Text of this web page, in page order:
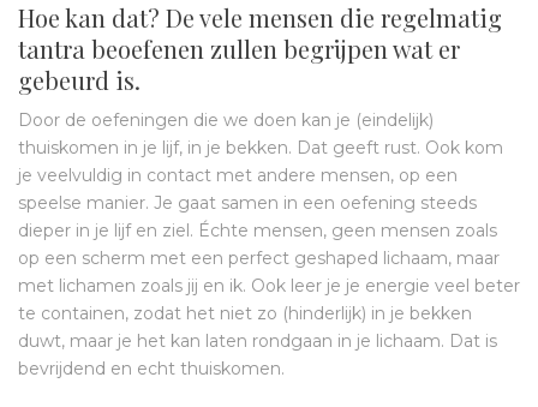
Hoe kan dat? De vele mensen die regelmatig
tantra beoefenen zullen begrijpen wat er
gebeurd is.
Door de oefeningen die we doen kan je (eindelijk)
thuiskomen in je lijf, in je bekken. Dat geeft rust. Ook kom
je veelvuldig in contact met andere mensen, op een
speelse manier. Je gaat samen in een oefening steeds
dieper in je lijf en ziel. Échte mensen, geen mensen zoals
op een scherm met een perfect geshaped lichaam, maar
met lichamen zoals jij en ik. Ook leer je je energie veel beter
te containen, zodat het niet zo (hinderlijk) in je bekken
duwt, maar je het kan laten rondgaan in je lichaam. Dat is
bevrijdend en echt thuiskomen.